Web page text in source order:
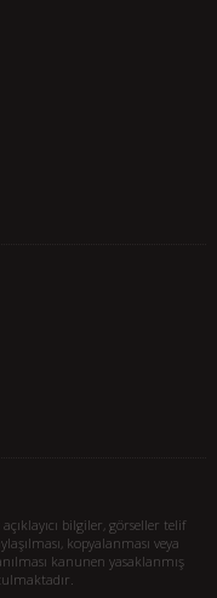
bilgiler, görseller telif
kopyalanması veya
kanunen yasaklanmış